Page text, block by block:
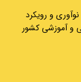
و رویکرد
و آموزشی کشور